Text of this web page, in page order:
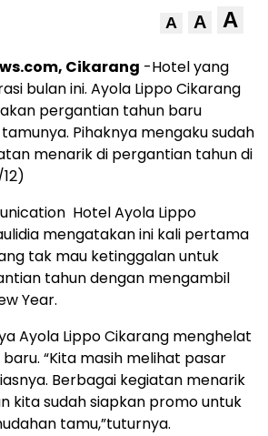
A A A
Cikarang -Hotel yang
bulan ini. Ayola Lippo Cikarang
pergantian tahun baru
Pihaknya mengaku sudah
menarik di pergantian tahun di
Hotel Ayola Lippo
mengatakan ini kali pertama
tak mau ketinggalan untuk
tahun dengan mengambil
Year.
Ayola Lippo Cikarang menghelat
“Kita masih melihat pasar
Berbagai kegiatan menarik
kita sudah siapkan promo untuk
tamu,”tuturnya.